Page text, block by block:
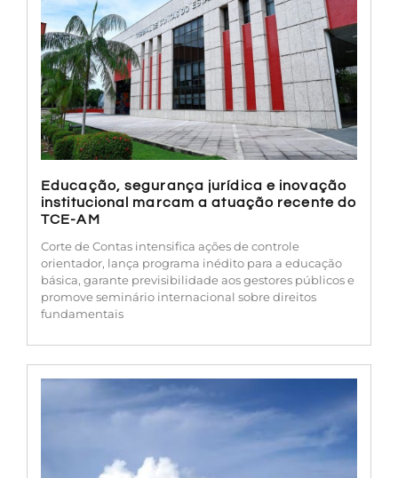
Educação, segurança jurídica e inovação
institucional marcam a atuação recente do
TCE-AM
Corte de Contas intensifica ações de controle
orientador, lança programa inédito para a educação
básica, garante previsibilidade aos gestores públicos e
promove seminário internacional sobre direitos
fundamentais